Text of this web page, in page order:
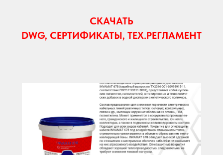
СКАЧАТЬ
DWG, СЕРТИФИКАТЫ, ТЕХ.РЕГЛАМЕНТ